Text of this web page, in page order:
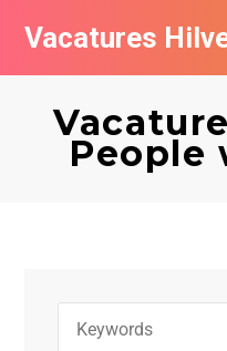
Vacatures
People
Vacatures per bedrijf in
De populairste